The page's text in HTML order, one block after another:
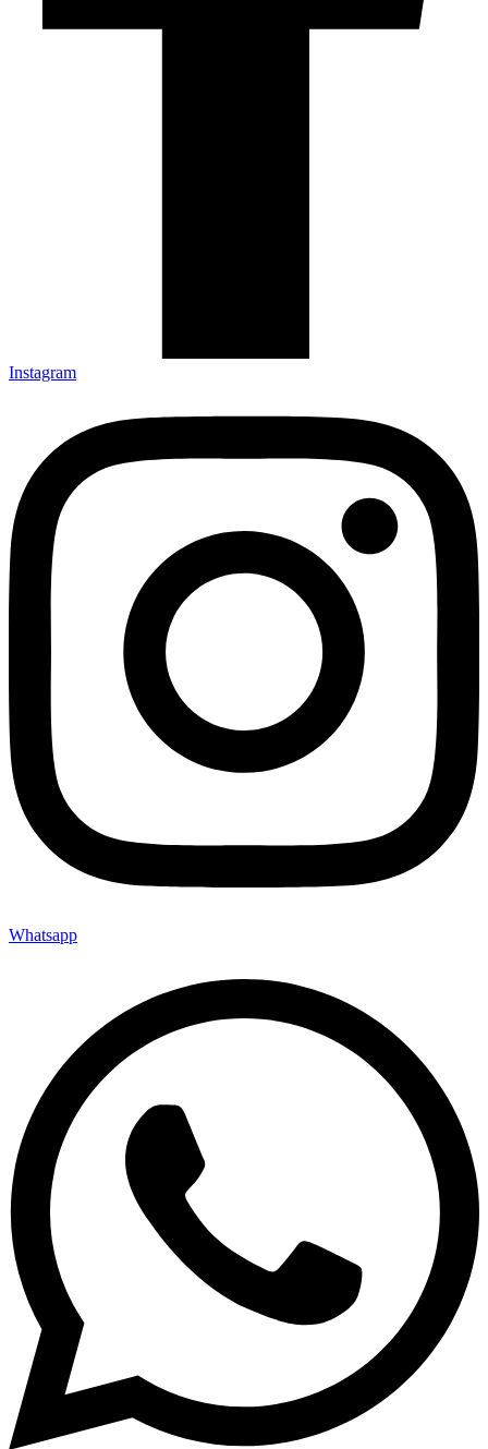
Instagram
Whatsapp